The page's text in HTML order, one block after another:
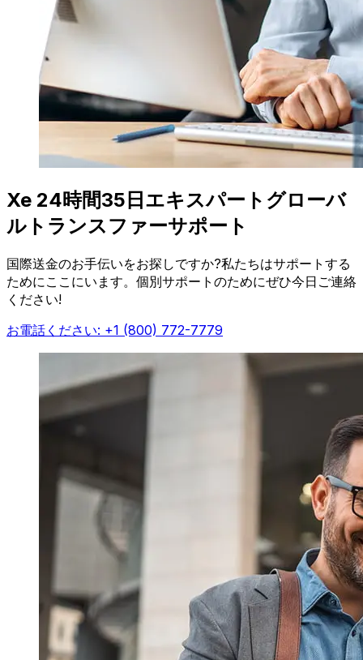
Xe 24時間35日エキスパートグローバ
ルトランスファーサポート
国際送金のお手伝いをお探しですか?私たちはサポートする
ためにここにいます。個別サポートのためにぜひ今日ご連絡
ください!
お電話ください: +1 (800) 772-7779